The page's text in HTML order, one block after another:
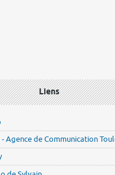
Liens
Agence de Communication